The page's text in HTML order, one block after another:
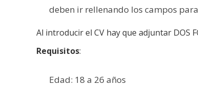
deben ir rellenando los campos
Al introducir el CV hay que adjuntar DOS
Requisitos:
Edad: 18 a 26 años